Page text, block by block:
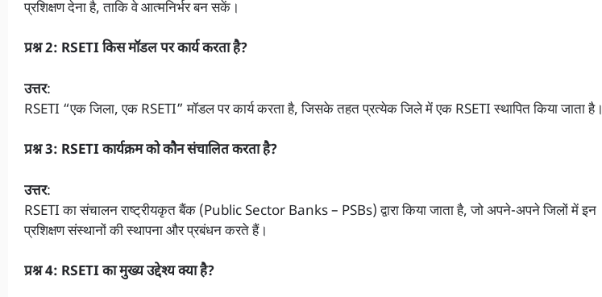
प्रशिक्षण देना है, ताकि वे आत्मनिर्भर बन सकें।
प्रश्न 2: RSETI किस मॉडल पर कार्य करता है?
उत्तर:
RSETI “एक जिला, एक RSETI” मॉडल पर कार्य करता है, जिसके तहत प्रत्येक जिले में एक RSETI स्थापित किया जाता है।
प्रश्न 3: RSETI कार्यक्रम को कौन संचालित करता है?
उत्तर:
RSETI का संचालन राष्ट्रीयकृत बैंक (Public Sector Banks – PSBs) द्वारा किया जाता है, जो अपने-अपने जिलों में इन
प्रशिक्षण संस्थानों की स्थापना और प्रबंधन करते हैं।
प्रश्न 4: RSETI का मुख्य उद्देश्य क्या है?